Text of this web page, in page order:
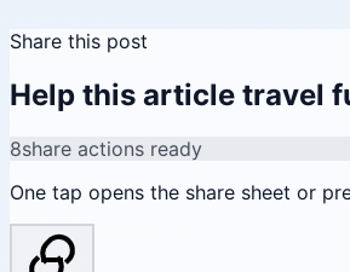
Share this post
Help this article travel
8share actions ready
One tap opens the share sheet or